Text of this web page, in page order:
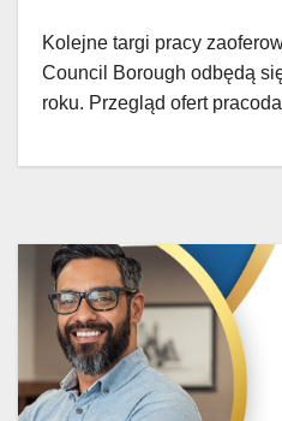
Kolejne targi pracy
Council Borough odbędą
roku. Przegląd ofert